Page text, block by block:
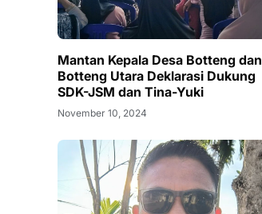
Mantan Kepala Desa Botteng dan
Botteng Utara Deklarasi Dukung
SDK-JSM dan Tina-Yuki
November 10, 2024